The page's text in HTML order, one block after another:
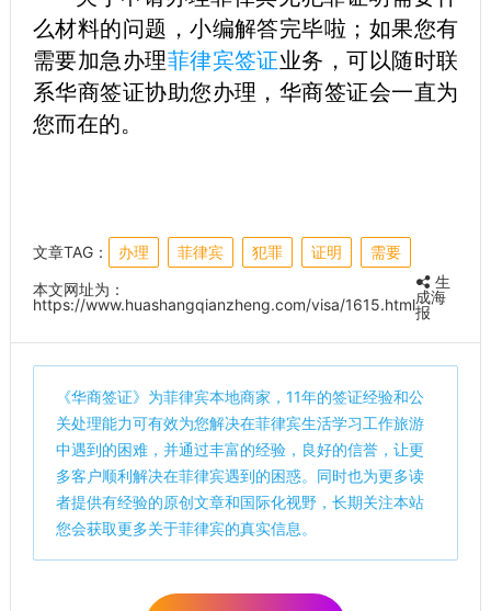
么材料的问题，小编解答完毕啦；如果您有
需要加急办理菲律宾签证业务，可以随时联
系华商签证协助您办理，华商签证会一直为
您而在的。
文章TAG： 办理 菲律宾 犯罪 证明
需要
本文网址为：
https://www.huashangqianzheng.com/visa/1615.html
生
成海
报
《华商签证》为菲律宾本地商家，11年的签证经验和公
关处理能力可有效为您解决在菲律宾生活学习工作旅游
中遇到的困难，并通过丰富的经验，良好的信誉，让更
多客户顺利解决在菲律宾遇到的困惑。同时也为更多读
者提供有经验的原创文章和国际化视野，长期关注本站
您会获取更多关于菲律宾的真实信息。